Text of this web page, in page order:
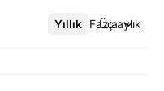
Yıllık Üç aylık
Daha Fazla